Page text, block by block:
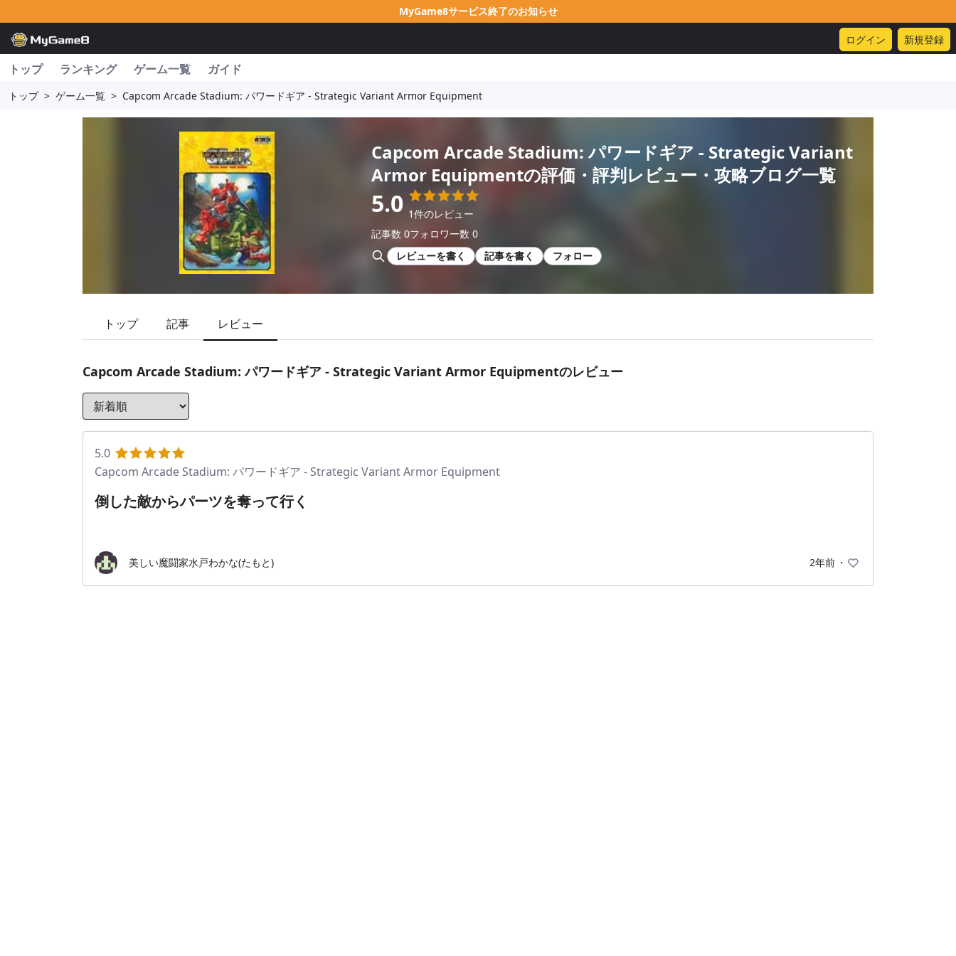
MyGame8サービス終了のお知らせ
ログイン 新規登録
トップ ランキング ゲーム一覧 ガイド
トップ > ゲーム一覧 > Capcom Arcade Stadium: パワードギア - Strategic Variant Armor Equipment
Capcom Arcade Stadium: パワードギア - Strategic Variant
Armor Equipmentの評価・評判レビュー・攻略ブログ一覧
5.0 1件のレビュー
記事数 0フォロワー数 0
レビューを書く
記事を書く フォロー
トップ 記事 レビュー
Capcom Arcade Stadium: パワードギア - Strategic Variant Armor Equipmentのレビュー
5.0
Capcom Arcade Stadium: パワードギア - Strategic Variant Armor Equipment
倒した敵からパーツを奪って行く
美しい魔闘家水戸わかな(たもと) 2年前 ・